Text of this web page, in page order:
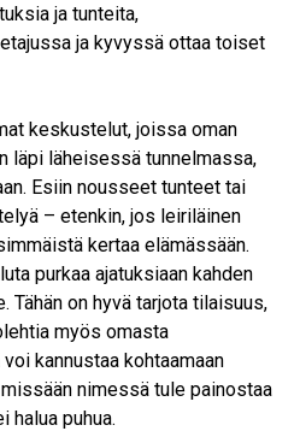
ja tunteita,
ja kyvyssä ottaa toiset
keskustelut, joissa oman
läpi läheisessä tunnelmassa,
Esiin nousseet tunteet tai
– etenkin, jos leiriläinen
kertaa elämässään.
purkaa ajatuksiaan kahden
on hyvä tarjota tilaisuus,
myös omasta
kannustaa kohtaamaan
nimessä tule painostaa
halua puhua.